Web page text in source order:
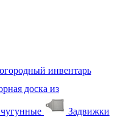
инвентарь
доска из
Задвижки